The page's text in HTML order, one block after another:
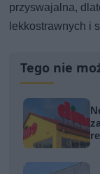
przyswajalna,
lekkostrawnych i
Tego nie